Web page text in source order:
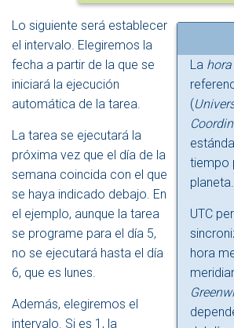
La
(
tiempo
planeta.
UTC
hora
Lo siguiente será establecer
el intervalo. Elegiremos la
fecha a partir de la que se
iniciará la ejecución
automática de la tarea.
La tarea se ejecutará la
próxima vez que el día de la
semana coincida con el que
se haya indicado debajo. En
el ejemplo, aunque la tarea
se programe para el día 5,
no se ejecutará hasta el día
6, que es lunes.
Además, elegiremos el
intervalo. Si es 1, la